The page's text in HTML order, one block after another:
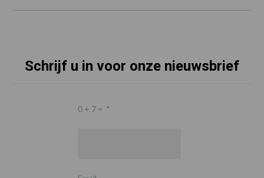
Schrijf u in voor onze nieuwsbrief
0 + 7 = *